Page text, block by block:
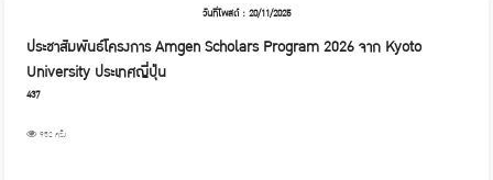
วันที่โพสต์ : 20/11/2025
ประชาสัมพันธ์โครงการ Amgen Scholars Program 2026 จาก Kyoto
University ประเทศญี่ปุ่น
437
952 ครั้ง